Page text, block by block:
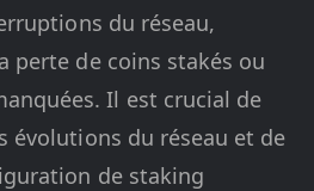
du réseau,
perte de coins stakés ou
Il est crucial de
évolutions du réseau et de
de staking